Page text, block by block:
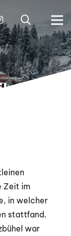
im
Zeit im
in welcher
stattfand.
war